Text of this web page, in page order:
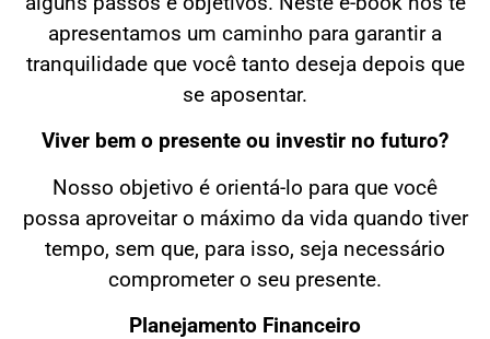
apresentamos um caminho para garantir a
tranquilidade que você tanto deseja depois que
se aposentar.
Viver bem o presente ou investir no futuro?
Nosso objetivo é orientá-lo para que você
possa aproveitar o máximo da vida quando tiver
tempo, sem que, para isso, seja necessário
comprometer o seu presente.
Planejamento Financeiro